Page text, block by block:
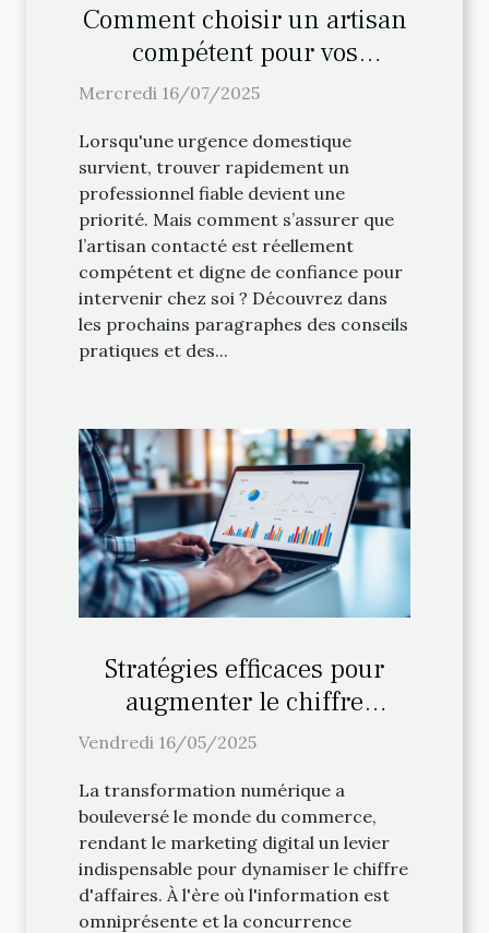
Comment choisir un artisan
compétent pour vos
urgences domestiques ?
Mercredi 16/07/2025
Lorsqu'une urgence domestique
survient, trouver rapidement un
professionnel fiable devient une
priorité. Mais comment s’assurer que
l’artisan contacté est réellement
compétent et digne de confiance pour
intervenir chez soi ? Découvrez dans
les prochains paragraphes des conseils
pratiques et des...
Stratégies efficaces pour
augmenter le chiffre
d'affaires grâce au
Vendredi 16/05/2025
La transformation numérique a
bouleversé le monde du commerce,
rendant le marketing digital un levier
indispensable pour dynamiser le chiffre
d'affaires. À l'ère où l'information est
omniprésente et la concurrence